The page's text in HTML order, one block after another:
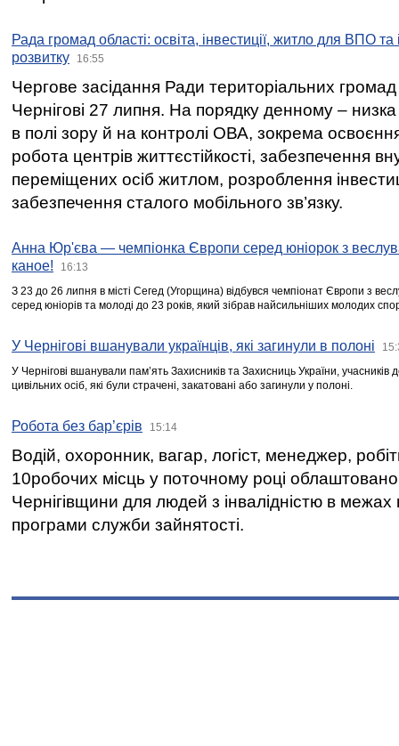
Рада громад області: освіта, інвестиції, житло для ВПО
розвитку
16:55
Чергове засідання Ради територіальних громад
Чернігові 27 липня. На порядку денному –
в полі зору й на контролі ОВА, зокрема освоєння
робота центрів життєстійкості, забезпечення
переміщених осіб житлом, розроблення
забезпечення сталого мобільного зв’язку.
Анна Юр'єва — чемпіонка Європи серед юніорок з
каное!
16:13
З 23 до 26 липня в місті Сегед (Угорщина) відбувся чемпіонат Європи з
серед юніорів та молоді до 23 років, який зібрав найсильніших молодих
У Чернігові вшанували українців, які загинули в полоні
У Чернігові вшанували пам’ять Захисників та Захисниць України,
цивільних осіб, які були страчені, закатовані або загинули у полоні.
Робота без бар’єрів 15:14
Водій, охоронник, вагар, логіст, менеджер,
10робочих місць у поточному році
Чернігівщини для людей з інвалідністю в межах
програми служби зайнятості.